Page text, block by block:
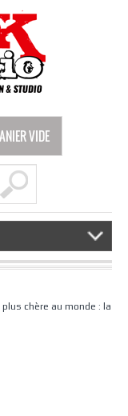
VIDE
chère au monde : la